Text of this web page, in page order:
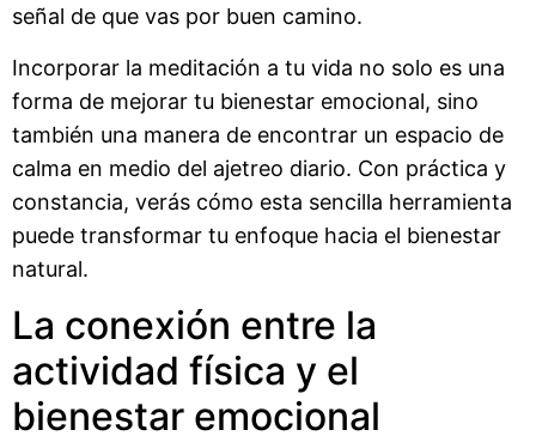
señal de que vas por buen camino.
Incorporar la meditación a tu vida no solo es una
forma de mejorar tu bienestar emocional, sino
también una manera de encontrar un espacio de
calma en medio del ajetreo diario. Con práctica y
constancia, verás cómo esta sencilla herramienta
puede transformar tu enfoque hacia el bienestar
natural.
La conexión entre la
actividad física y el
bienestar emocional